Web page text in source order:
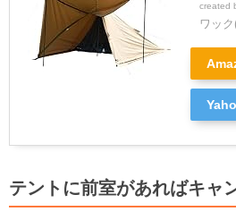
created
ワッ
テントに前室があればキャ